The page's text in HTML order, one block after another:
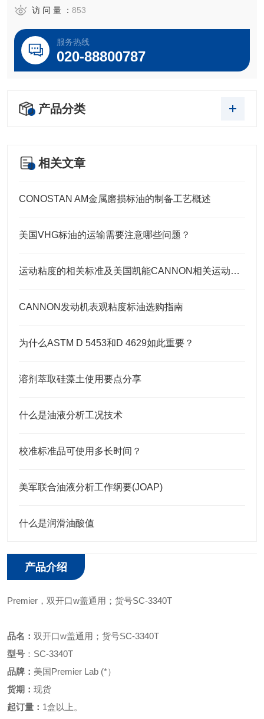
美国Premier Lab Supply公司专注于X射线光谱分析XRF的样
誉。
美国Prem
访 问 量 ： 853
服务热线
020-88800787
产品分类
相关文章
CONOSTAN AM金属磨损标油的制备工艺概述
美国VHG标油的运输需要注意哪些问题？
运动粘度的相关标准及美国凯能CANNON相关运动粘度标油
CANNON发动机表观粘度标油选购指南
为什么ASTM D 5453和D 4629如此重要？
溶剂萃取硅藻土使用要点分享
什么是油液分析工况技术
校准标准品可使用多长时间？
美军联合油液分析工作纲要(JOAP)
什么是润滑油酸值
产品介绍
Premier ， 双开口w盖通用； 货号SC-3340T
品名： 双开口w盖通用； 货号SC-3340T
型号 ： SC-3340T
品牌： 美国Premier Lab (*）
货期： 现货
起订量： 1盒以上。